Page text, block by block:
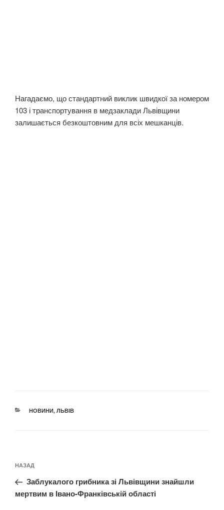
Нагадаємо, що стандартний виклик швидкої за номером
103 і транспортування в медзаклади Львівщини
залишається безкоштовним для всіх мешканців.
КАТЕГОРІЇ
НОВИНИ, ЛЬВІВ
записів
Попередній
запис:
НАЗАД
Заблукалого грибника зі Львівщини знайшли
мертвим в Івано-Франківській області